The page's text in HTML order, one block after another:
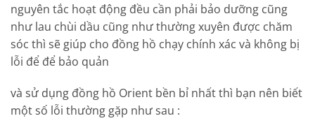
nguyên tắc hoạt động đều cần phải bảo dưỡng cũng
như lau chùi dầu cũng như thường xuyên được chăm
sóc thì sẽ giúp cho đồng hồ chạy chính xác và không bị
lỗi để để bảo quản
và sử dụng đồng hồ Orient bền bỉ nhất thì bạn nên biết
một số lỗi thường gặp như sau :